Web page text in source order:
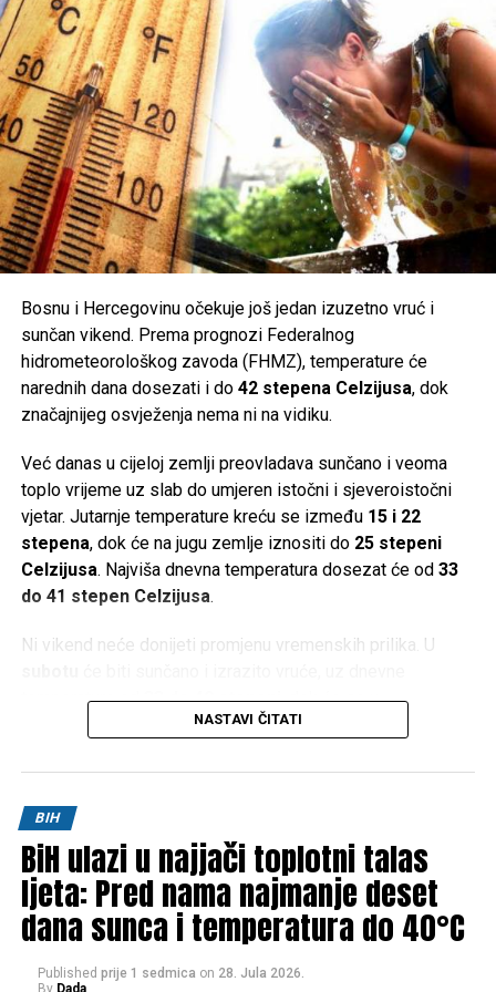
Bosnu i Hercegovinu očekuje još jedan izuzetno vruć i
sunčan vikend. Prema prognozi Federalnog
hidrometeorološkog zavoda (FHMZ), temperature će
narednih dana dosezati i do 42 stepena Celzijusa, dok
značajnijeg osvježenja nema ni na vidiku.
Već danas u cijeloj zemlji preovladava sunčano i veoma
toplo vrijeme uz slab do umjeren istočni i sjeveroistočni
vjetar. Jutarnje temperature kreću se između 15 i 22
stepena, dok će na jugu zemlje iznositi do 25 stepeni
Celzijusa. Najviša dnevna temperatura dosezat će od 33
do 41 stepen Celzijusa.
Ni vikend neće donijeti promjenu vremenskih prilika. U
temperature od33 do 40 stepeni, dok će se u
Hercegovini živa u termometru penjati i do
temperature u većem dijelu zemlje iznositi između
stepeni, a na jugu ponovo do 42 stepena Celzijusa.
Prema trenutnim prognozama, ni početak naredne sedmice
neće donijeti olakšanje. Nastavit će se sunčano i vrlo toplo
jugu do25 ), dok će dnevne vrijednosti ponovo dosezati
NASTAVI ČITATI
BIH
BiH ulazi u najjači toplotni talas
ljeta: Pred nama najmanje deset
dana sunca i temperatura do 40°C
Published prije 1 sedmica on 28. Jula 2026.
By Dada